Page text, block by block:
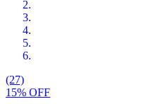
(27)
15% OFF